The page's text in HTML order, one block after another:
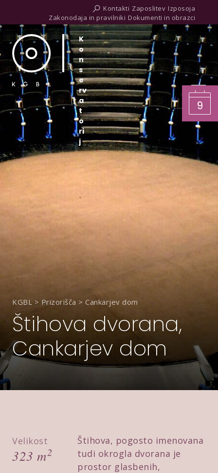
Kontakti Zaposlitev Izposoja
Zakonodaja in pravilniki Dokumenti in obrazci
K
o
n
s
e
rv
a
t
o
ri
j
9
KGBL > Prizorišča > Cankarjev dom
Štihova dvorana,
Cankarjev dom
Velikost
323 m2
Štihova, pogosto imenovana
tudi okrogla dvorana je
prostor glasbenih,